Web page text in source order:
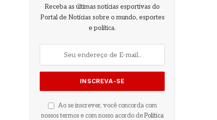
Receba as últimas notícias esportivas do
Portal de Notícias sobre o mundo, esportes
e política.
Ao se inscrever, você concorda com
nossos termos e com nosso acordo de Política